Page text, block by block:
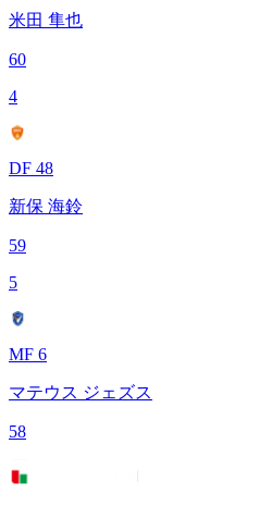
米田 隼也
60
4
DF 48
新保 海鈴
59
5
MF 6
マテウス ジェズス
58